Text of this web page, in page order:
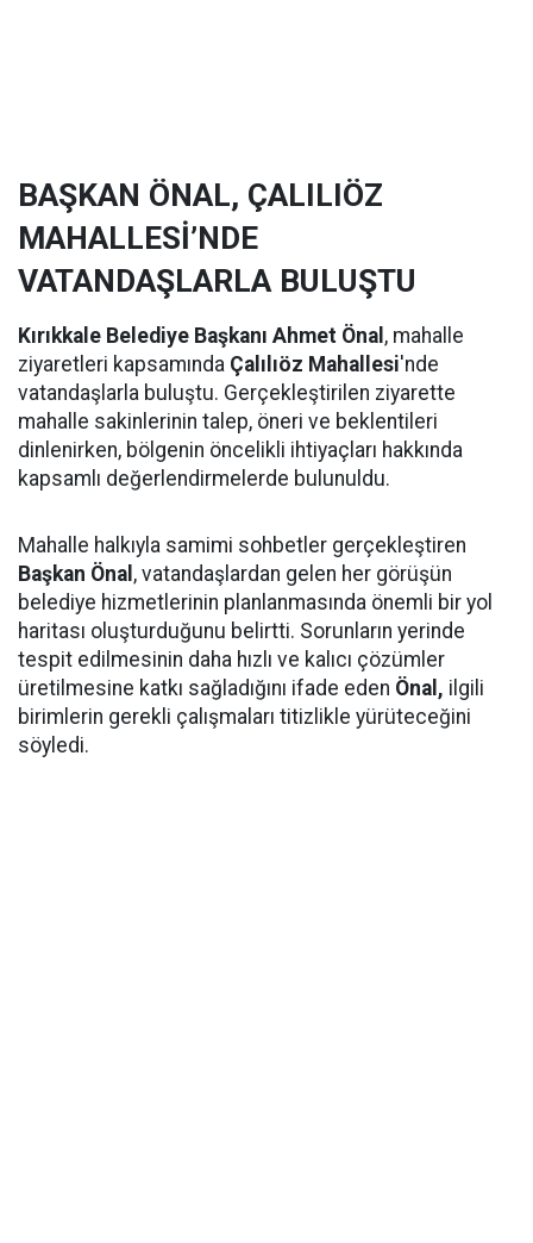
BAŞKAN ÖNAL, ÇALILIÖZ
MAHALLESİ’NDE
VATANDAŞLARLA BULUŞTU
Kırıkkale Belediye Başkanı Ahmet Önal , mahalle
ziyaretleri kapsamında Çalılıöz Mahallesi'nde
vatandaşlarla buluştu. Gerçekleştirilen ziyarette
mahalle sakinlerinin talep, öneri ve beklentileri
dinlenirken, bölgenin öncelikli ihtiyaçları hakkında
kapsamlı değerlendirmelerde bulunuldu.
Mahalle halkıyla samimi sohbetler gerçekleştiren
Başkan Önal , vatandaşlardan gelen her görüşün
belediye hizmetlerinin planlanmasında önemli bir yol
haritası oluşturduğunu belirtti. Sorunların yerinde
tespit edilmesinin daha hızlı ve kalıcı çözümler
üretilmesine katkı sağladığını ifade eden Önal, ilgili
birimlerin gerekli çalışmaları titizlikle yürüteceğini
söyledi.